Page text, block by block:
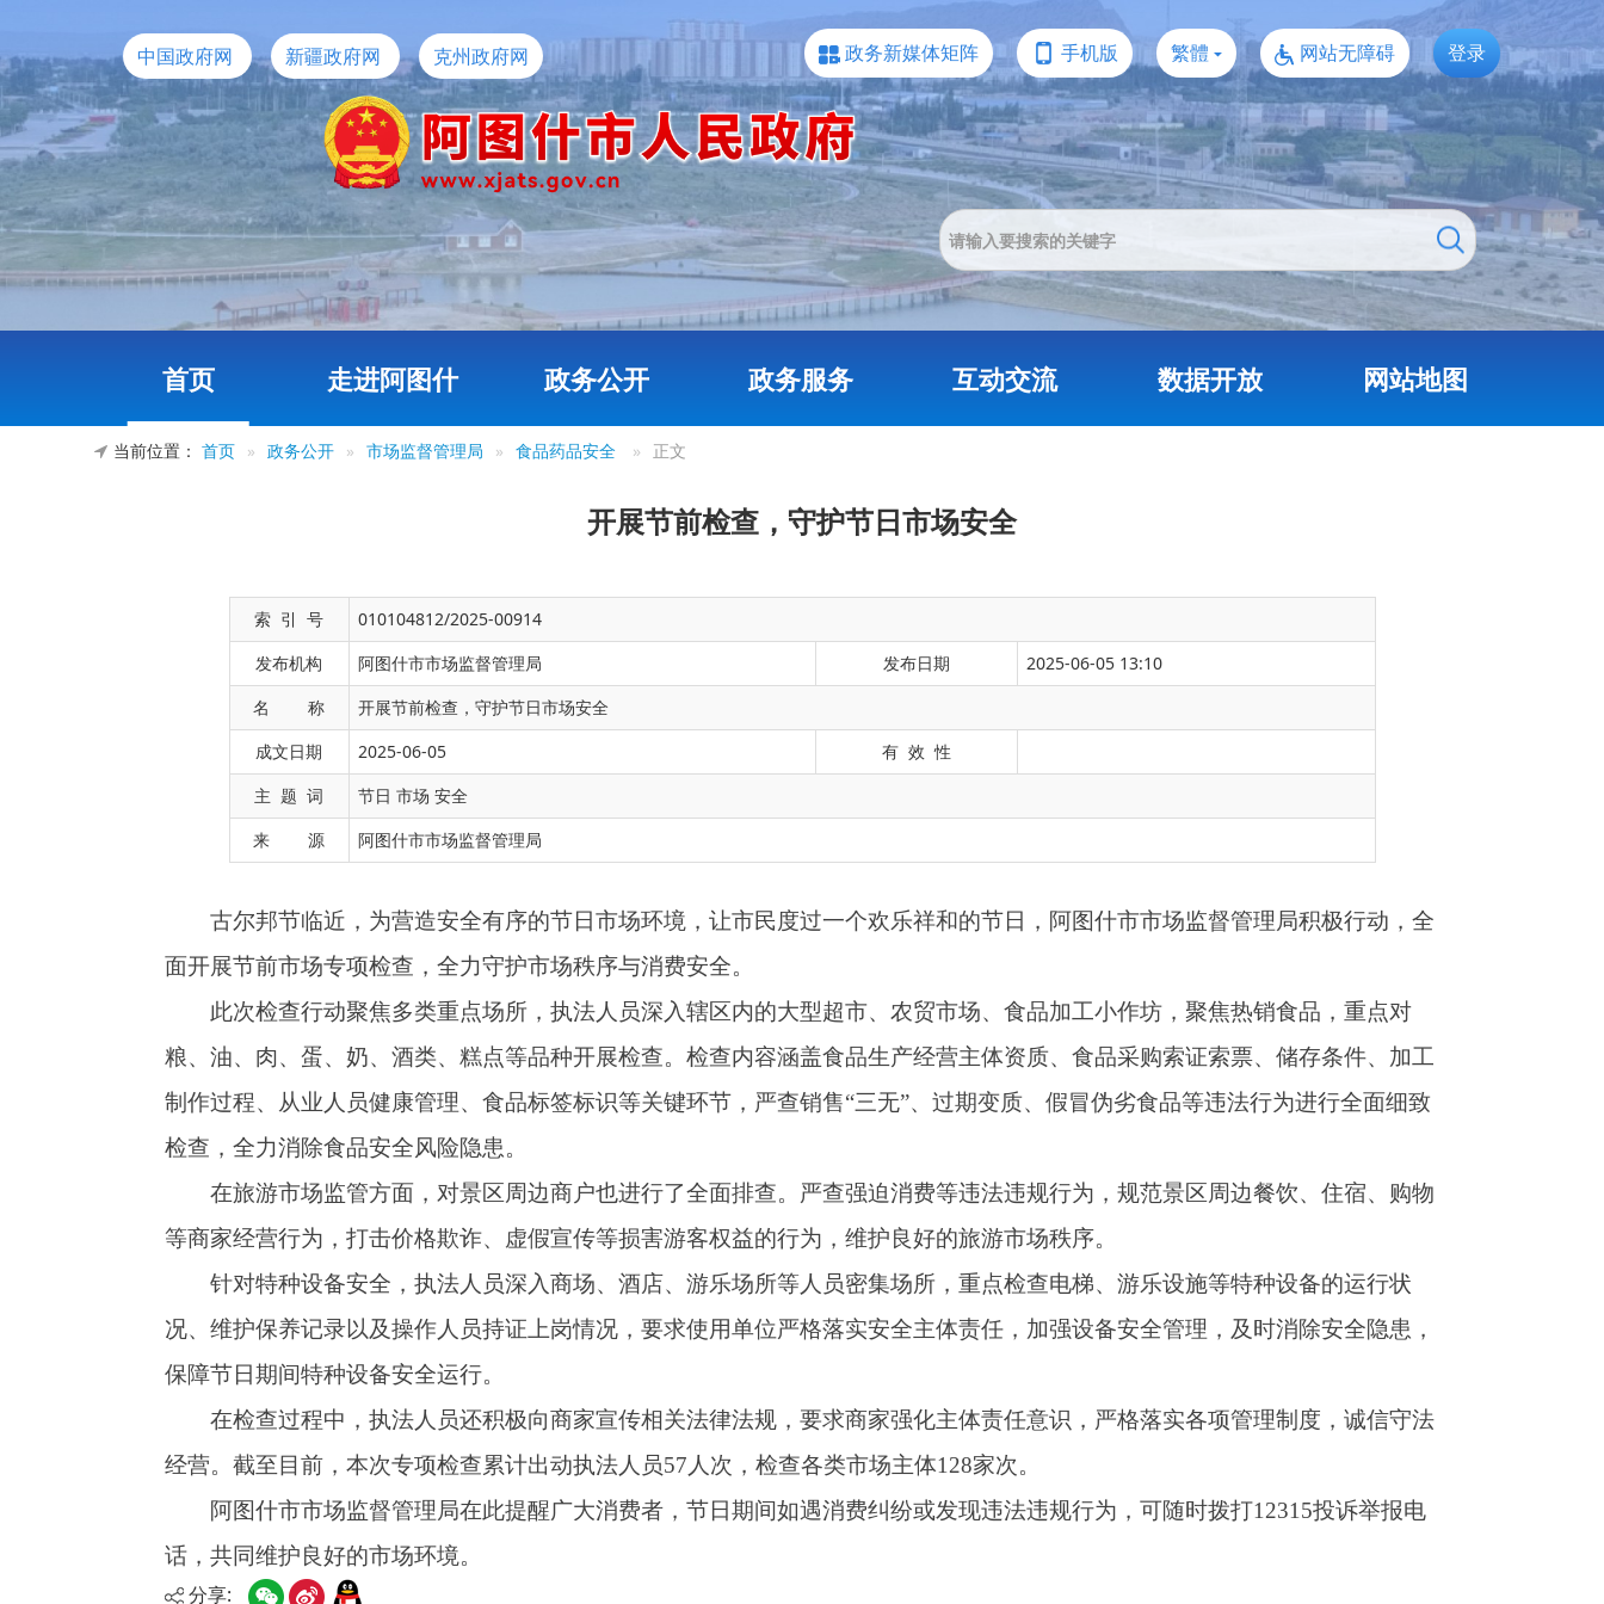
中国政府网 新疆政府网 克州政府网 政务新媒体矩阵 手机版 繁體 网站无障碍 登录
首页 走进阿图什 政务公开 政务服务 互动交流 数据开放 网站地图
当前位置： 首页 » 政务公开 » 市场监督管理局 » 食品药品安全 » 正文
开展节前检查，守护节日市场安全
索 引 号
010104812/2025-00914
发布机构
阿图什市市场监督管理局 发布日期
2025-06-05 13:10
名 称
开展节前检查，守护节日市场安全
成文日期
2025-06-05
有 效 性
主 题 词
节日 市场 安全
来 源
阿图什市市场监督管理局
古尔邦节临近，为营造安全有序的节日市场环境，让市民度过一个欢乐祥和的节日，阿图什市市场监督管理局积极行动，全
面开展节前市场专项检查，全力守护市场秩序与消费安全。
此次检查行动聚焦多类重点场所，执法人员深入辖区内的大型超市、农贸市场、食品加工小作坊，聚焦热销食品，重点对
制作过程、从业人员健康管理、食品标签标识等关键环节，严查销售“三无”、过期变质、假冒伪劣食品等违法行为进行全面细致
检查，全力消除食品安全风险隐患。
针对特种设备安全，执法人员深入商场、酒店、游乐场所等人员密集场所，重点检查电梯、游乐设施等特种设备的运行状
况、维护保养记录以及操作人员持证上岗情况，要求使用单位严格落实安全主体责任，加强设备安全管理，及时消除安全隐患，
保障节日期间特种设备安全运行。
在检查过程中，执法人员还积极向商家宣传相关法律法规，要求商家强化主体责任意识，严格落实各项管理制度，诚信守法
话，共同维护良好的市场环境。
分享: